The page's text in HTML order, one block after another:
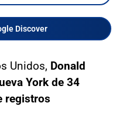
Discover
Unidos, Donald
York de 34
registros